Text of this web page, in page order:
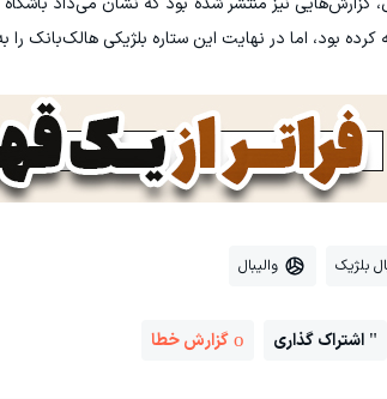
کرده بود، اما در نهایت این ستاره بلژیکی
بلژیک والیبال
اشتراک گذاری گزارش خطا